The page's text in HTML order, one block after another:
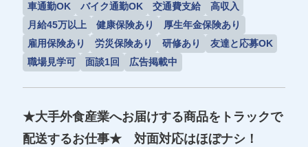
車通勤OK バイク通勤OK 交通費支給
高収入
月給45万以上
健康保険あり
厚生年金保険あり
雇用保険あり
労災保険あり 研修あり
友達と応募OK
職場見学可
面談1回 広告掲載中
★大手外食産業へお届けする商品をトラックで
配送するお仕事★ 対面対応はほぼナシ！